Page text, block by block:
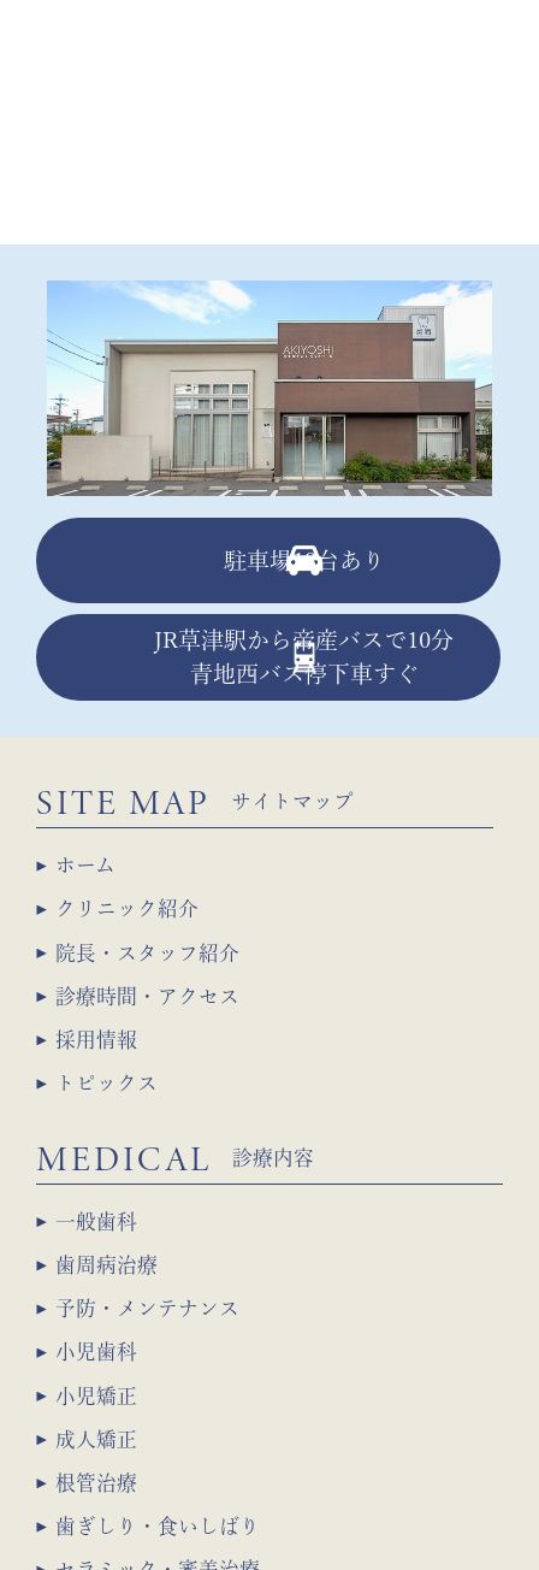
駐車場13台あり
JR草津駅から帝産バスで10分
青地西バス停下車すぐ
SITE MAP サイトマップ
ホーム
クリニック紹介
院長・スタッフ紹介
診療時間・アクセス
採用情報
トピックス
MEDICAL 診療内容
一般歯科
歯周病治療
予防・メンテナンス
小児歯科
小児矯正
成人矯正
根管治療
歯ぎしり・食いしばり